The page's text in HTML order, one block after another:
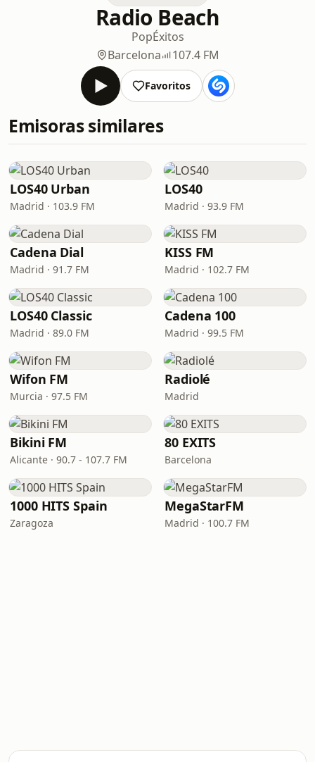
Radio Beach
PopÉxitos
Barcelona
107.4 FM
Favoritos
Emisoras similares
LOS40 Urban
Madrid · 103.9 FM
LOS40
Madrid · 93.9 FM
Cadena Dial
Madrid · 91.7 FM
KISS FM
Madrid · 102.7 FM
LOS40 Classic
Madrid · 89.0 FM
Cadena 100
Madrid · 99.5 FM
Wifon FM
Murcia · 97.5 FM
Radiolé
Madrid
Bikini FM
Alicante · 90.7 - 107.7 FM
80 EXITS
Barcelona
1000 HITS Spain
Zaragoza
MegaStarFM
Madrid · 100.7 FM